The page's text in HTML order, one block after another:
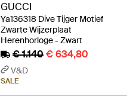
GUCCI
Ya136318 Dive Tijger Motief
Zwarte Wijzerplaat
Herenhorloge - Zwart
€ 1.140€ 634,80
V&D
SALE